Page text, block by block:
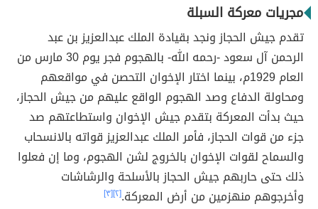
مجريات معركة السبلة
تقدم جيش الحجاز ونجد بقيادة الملك عبدالعزيز بن عبد
الرحمن آل سعود -رحمه الله- بالهجوم فجر يوم 30 مارس من
العام 1929م، بينما اختار الإخوان التحصن في مواقعهم
ومحاولة الدفاع وصد الهجوم الواقع عليهم من جيش الحجاز،
حيث بدأت المعركة بتقدم جيش الإخوان واستطاعتهم صد
جزء من قوات الحجاز، فأمر الملك عبدالعزيز قواته بالانسحاب
والسماح لقوات الإخوان بالخروج لشن الهجوم، وما إن فعلوا
ذلك حتى حاربهم جيش الحجاز بالأسلحة والرشاشات
وأخرجوهم منهزمين من أرض المعركة.[٢] [٣]